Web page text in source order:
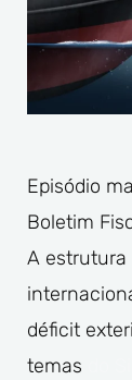
Episódio
Boletim
A estrutura
déficit
temas